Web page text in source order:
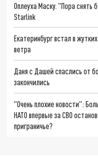
Оплеуха Маску. "Пора снять
Starlink
Екатеринбург встал в
ветра
Даня с Дашей спаслись от
закончились
"Очень плохие новости":
НАТО впервые за СВО
приграничье?